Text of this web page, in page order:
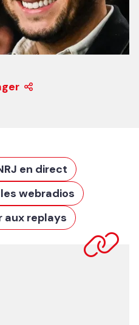
en direct
webradios
aux replays